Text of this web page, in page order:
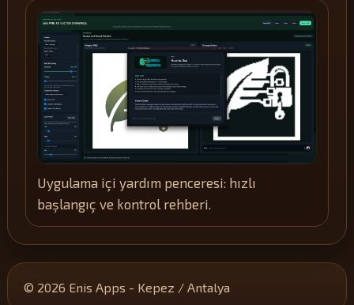
Uygulama içi yardım penceresi: hızlı
başlangıç ve kontrol rehberi.
© 2026 Enis Apps - Kepez / Antalya